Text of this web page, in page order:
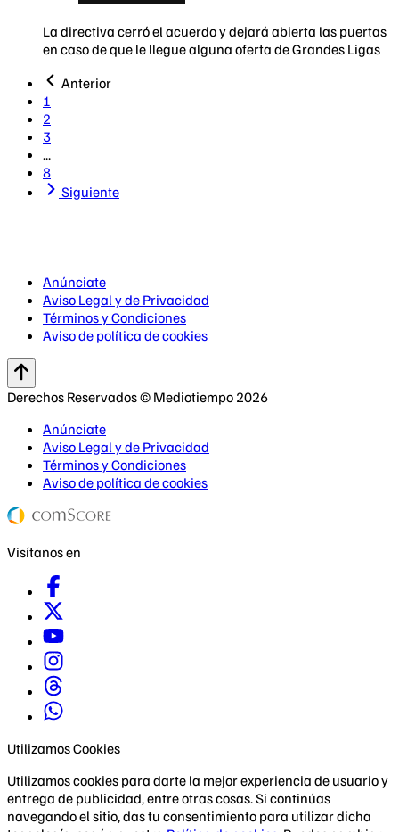
La directiva cerró el acuerdo y dejará abierta las puertas
en caso de que le llegue alguna oferta de Grandes Ligas
Anterior
1
2
3
...
8
Siguiente
Anúnciate
Aviso Legal y de Privacidad
Términos y Condiciones
Aviso de política de cookies
Derechos Reservados © Mediotiempo 2026
Anúnciate
Aviso Legal y de Privacidad
Términos y Condiciones
Aviso de política de cookies
Visítanos en
Utilizamos Cookies
Utilizamos cookies para darte la mejor experiencia de usuario y
entrega de publicidad, entre otras cosas. Si continúas
navegando el sitio, das tu consentimiento para utilizar dicha